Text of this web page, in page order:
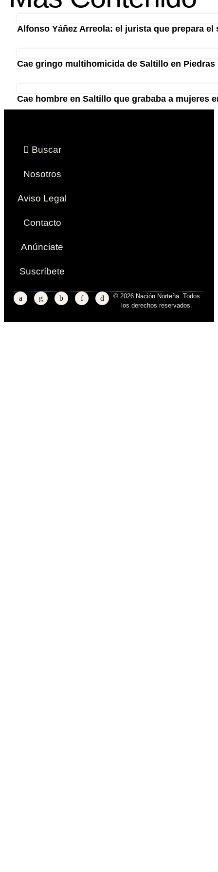
Alfonso Yáñez Arreola: el jurista que prepara
Cae gringo multihomicida de Saltillo en Piedras
Cae hombre en Saltillo que grababa a mujeres
Buscar
Nosotros
Aviso Legal
Contacto
Anúnciate
Suscríbete
© 2026 Nación Norteña. Todos
los derechos reservados.